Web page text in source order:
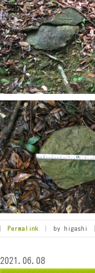
Permalink by higashi
2021.06.08